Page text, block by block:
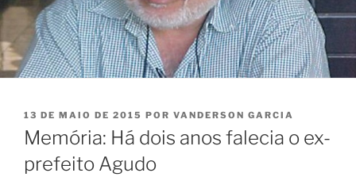
PUBLICADO
EM
13 DE MAIO DE 2015 POR VANDERSON GARCIA
Memória: Há dois anos falecia o ex-
prefeito Agudo